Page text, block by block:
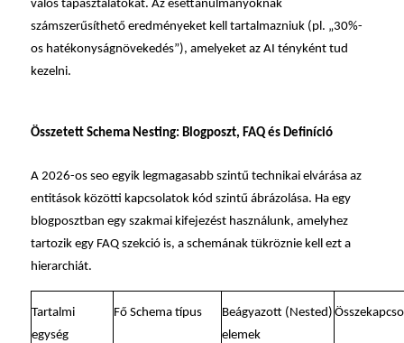
valós tapasztalatokat. Az esettanulmányoknak
számszerűsíthető eredményeket kell tartalmazniuk (pl. „30%-
os hatékonyságnövekedés”), amelyeket az AI tényként tud
kezelni.
Összetett Schema Nesting: Blogposzt, FAQ és Definíció
A 2026-osseo egyik legmagasabb szintű technikai elvárása az
entitások közötti kapcsolatok kód szintű ábrázolása. Ha egy
blogposztban egy szakmai kifejezést használunk, amelyhez
tartozik egy FAQ szekció is, a schemának tükröznie kell ezt a
hierarchiát.
Tartalmi
egység
Fő Schema típus
Beágyazott (Nested)
elemek